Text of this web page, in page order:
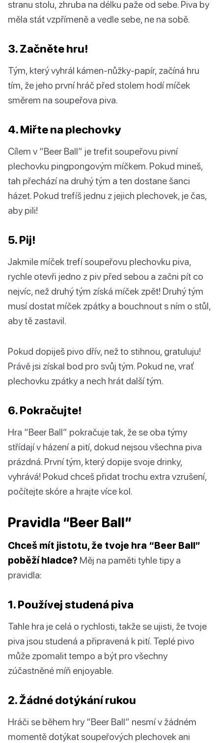
stranu stolu, zhruba na délku paže od sebe. Piva by
měla stát vzpřímeně a vedle sebe, ne na sobě.
3. Začněte hru!
Tým, který vyhrál kámen-nůžky-papír, začíná hru
tím, že jeho první hráč před stolem hodí míček
směrem na soupeřova piva.
4. Miřte na plechovky
Cílem v “Beer Ball” je trefit soupeřovu pivní
plechovku pingpongovým míčkem. Pokud mineš,
tah přechází na druhý tým a ten dostane šanci
házet. Pokud trefíš jednu z jejich plechovek, je čas,
aby pili!
5. Pij!
Jakmile míček trefí soupeřovu plechovku piva,
rychle otevři jedno z piv před sebou a začni pít co
nejvíc, než druhý tým získá míček zpět! Druhý tým
musí dostat míček zpátky a bouchnout s ním o stůl,
aby tě zastavil.
Pokud dopiješ pivo dřív, než to stihnou, gratuluju!
Právě jsi získal bod pro svůj tým. Pokud ne, vrať
plechovku zpátky a nech hrát další tým.
6. Pokračujte!
Hra “Beer Ball” pokračuje tak, že se oba týmy
střídají v házení a pití, dokud nejsou všechna piva
prázdná. První tým, který dopije svoje drinky,
vyhrává! Pokud chceš přidat trochu extra vzrušení,
počítejte skóre a hrajte více kol.
Pravidla “Beer Ball”
Chceš mít jistotu, že tvoje hra “Beer Ball”
poběží hladce? Měj na paměti tyhle tipy a
pravidla:
1. Používej studená piva
Tahle hra je celá o rychlosti, takže se ujisti, že tvoje
piva jsou studená a připravená k pití. Teplé pivo
může zpomalit tempo a být pro všechny
zúčastněné míň enjoyable.
2. Žádné dotýkání rukou
Hráči se během hry “Beer Ball” nesmí v žádném
momentě dotýkat soupeřových plechovek ani